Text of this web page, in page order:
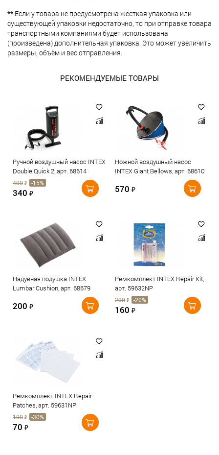
** Если у товара не предусмотрена жёсткая упаковка или
существующей упаковки недостаточно, то при отправке товара
транспортными компаниями будет использована
(произведена) дополнительная упаковка. Это может увеличить
размеры, объём и вес отправления.
РЕКОМЕНДУЕМЫЕ ТОВАРЫ
Ручной воздушный насос INTEX
Double Quick 2, арт. 68614
400 ₽ -15%
340 ₽
Ножной воздушный насос
INTEX Giant Bellows, арт. 68610
570 ₽
Надувная подушка INTEX
Lumbar Cushion, арт. 68679
200 ₽
Ремкомплект INTEX Repair Kit,
арт. 59632NP
200 ₽ -20%
160 ₽
Ремкомплект INTEX Repair
Patches, арт. 59631NP
100 ₽ -30%
70 ₽